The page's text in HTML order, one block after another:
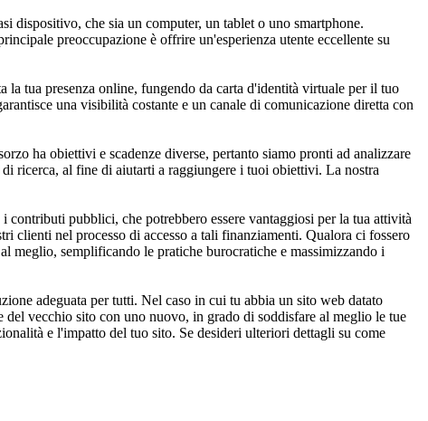
dispositivo, che sia un computer, un tablet o uno smartphone.
preoccupazione è offrire un'esperienza utente eccellente su
tua presenza online, fungendo da carta d'identità virtuale per il tuo
una visibilità costante e un canale di comunicazione diretta con
ha obiettivi e scadenze diverse, pertanto siamo pronti ad analizzare
ricerca, al fine di aiutarti a raggiungere i tuoi obiettivi. La nostra
pubblici, che potrebbero essere vantaggiosi per la tua attività
clienti nel processo di accesso a tali finanziamenti. Qualora ci fossero
meglio, semplificando le pratiche burocratiche e massimizzando i
adeguata per tutti. Nel caso in cui tu abbia un sito web datato
del vecchio sito con uno nuovo, in grado di soddisfare al meglio le tue
e l'impatto del tuo sito. Se desideri ulteriori dettagli su come